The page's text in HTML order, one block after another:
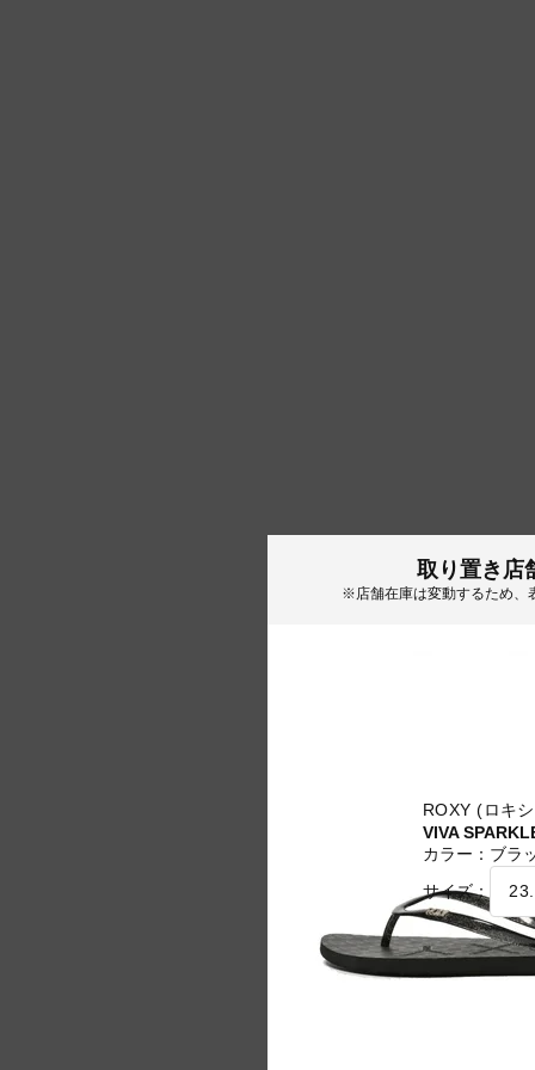
取り置き店
※店舗在庫は変動するため、
ROXY (ロキ
VIVA
カラー： ブラ
サイズ：